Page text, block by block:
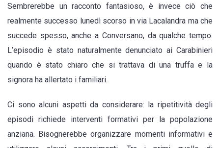
Sembrerebbe un racconto fantasioso, è invece ciò che
realmente successo lunedì scorso in via Lacalandra ma che
succede spesso, anche a Conversano, da qualche tempo.
L’episodio è stato naturalmente denunciato ai Carabinieri
quando è stato chiaro che si trattava di una truffa e la
signora ha allertato i familiari.
Ci sono alcuni aspetti da considerare: la ripetitività degli
episodi richiede interventi formativi per la popolazione
anziana. Bisognerebbe organizzare momenti informativi e